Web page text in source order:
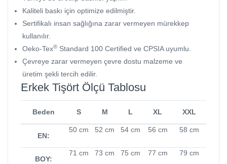
Kaliteli baskı için optimize edilmiştir.
Sertifikalı insan sağlığına zarar vermeyen mürekkep
kullanılır.
Oeko-Tex® Standard 100 Certified ve CPSIA uyumlu.
Çevreye zarar vermeyen çevre dostu malzeme ve
üretim şekli tercih edilir.
Erkek Tişört Ölçü Tablosu
Beden S M L XL XXL
EN:
50 cm 52 cm 54 cm 56 cm 58 cm
BOY:
71 cm 73 cm 75 cm 77 cm 79 cm